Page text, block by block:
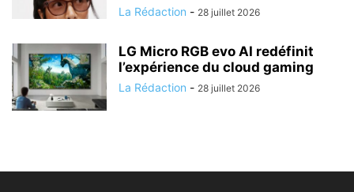
La Rédaction - 28 juillet 2026
LG Micro RGB evo AI redéfinit
l’expérience du cloud gaming
La Rédaction - 28 juillet 2026